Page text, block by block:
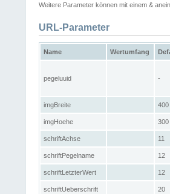
Weitere Parameter können mit einem &
URL-Parameter
Name Wertumfang
pegeluuid -
imgBreite 400
imgHoehe 300
schriftAchse 11
schriftPegelname 12
schriftLetzterWert 12
schriftUeberschrift 20